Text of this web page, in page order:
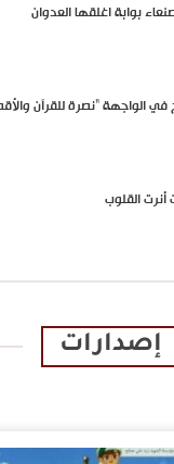
بوابة اغلقها العدوان
في الواجهة “نصرة للقرآن
أنرت القلوب
إصدارات